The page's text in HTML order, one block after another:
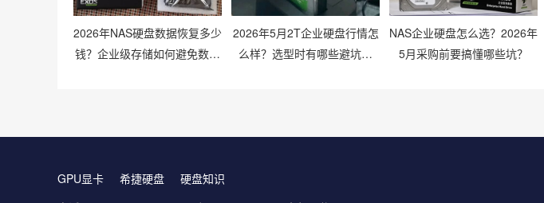
2026年NAS硬盘数据恢复多少
钱？企业级存储如何避免数据
2026年5月2T企业硬盘行情怎
么样？选型时有哪些避坑技
NAS企业硬盘怎么选？2026年
5月采购前要搞懂哪些坑？
GPU显卡 希捷硬盘
硬盘知识